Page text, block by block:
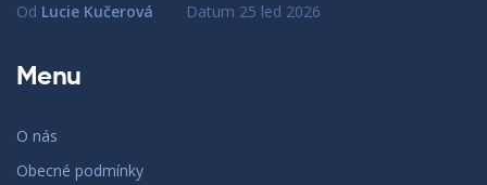
Od Lucie Kučerová Datum 25 led 2026
Menu
O nás
Obecné podmínky